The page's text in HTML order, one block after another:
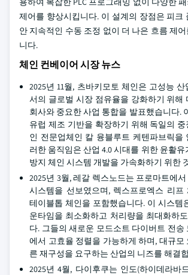
제어를 향상시킵니다. 이 설계의 장점은 피크
안 지속적인 수동 조정 없이 더 나은 흐름 제
니다.
체인 컨베이어 시장 뉴스
2025년 11월, 츠바키모토 체인은 고성능
서의 글로벌 시장 점유율을 강화하기 위해
회사와 중요한 사업 통합을 발표했습니다.
유럽 제조 기반을 확장하기 위해 독일의
인 전문업체인 칼 융블루트 케텐파브릭을
러한 움직임은 산업 4.0 시대를 위한 윤활유
방지 체인 시스템 개발을 가속화하기 위한
2025년 3월, 레갈 렉스노드는 프로마트에
시스템을 선보였으며, 렉스프로엑스 리프
테이블톱 체인을 포함했습니다. 이 시스템
운타임을 최소화하고 처리량을 최대화하
다. 그들의 새로운 모드소트 다이버트 전송
에서 고효율 정렬을 가능하게 하며, 대규모
른 재구성을 요구하는 산업의 니즈를 해결
2025년 4월, 다이후쿠는 인도(하이데라바